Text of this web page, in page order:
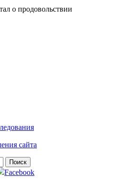
о продовольствии
сайта
Facebook